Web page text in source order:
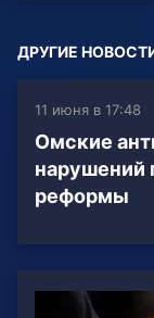
ДРУГИЕ
11 июня в 17:48
Омские
нарушений
реформы